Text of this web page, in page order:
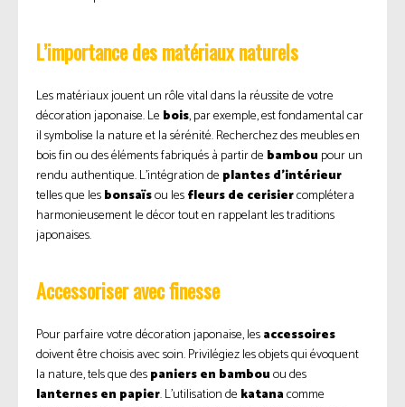
L’importance des matériaux naturels
Les matériaux jouent un rôle vital dans la réussite de votre
décoration japonaise. Le bois, par exemple, est fondamental car
il symbolise la nature et la sérénité. Recherchez des meubles en
bois fin ou des éléments fabriqués à partir de bambou pour un
rendu authentique. L’intégration de plantes d’intérieur
telles que lesbonsaïsou lesfleurs de cerisiercomplétera
harmonieusement le décor tout en rappelant les traditions
japonaises.
Accessoriser avec finesse
Pour parfaire votre décoration japonaise, lesaccessoires
doivent être choisis avec soin. Privilégiez les objets qui évoquent
la nature, tels que despaniers en bambouou des
lanternes en papier. L’utilisation de katanacomme